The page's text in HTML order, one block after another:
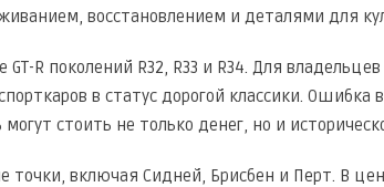
восстановлением и деталями для
R поколений R32, R33 и R34. Для
в статус дорогой классики. Ошибка
стоить не только денег, но и
точки, включая Сидней, Брисбен и Перт. В